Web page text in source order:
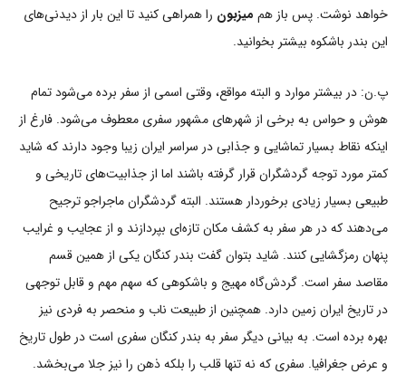
خواهد نوشت. پس باز هم میزبون را همراهی کنید تا این بار از دیدنی‌های
این بندر باشکوه بیشتر بخوانید.
پ.ن: در بیشتر موارد و البته مواقع، وقتی اسمی از سفر برده می‌شود تمام
هوش و حواس‌ به برخی از شهرهای مشهور سفری معطوف می‌شود. فارغ از
اینکه نقاط بسیار تماشایی و جذابی در سراسر ایران زیبا وجود دارند که شاید
کمتر مورد توجه گردشگران قرار گرفته باشند اما از جذابیت‌های تاریخی و
طبیعی بسیار زیادی برخوردار هستند. البته گردشگران ماجراجو ترجیح
می‌دهند که در هر سفر به کشف مکان تازه‌ای بپردازند و از عجایب و غرایب
پنهان رمزگشایی کنند. شاید بتوان گفت بندر کنگان یکی از همین قسم
مقاصد سفر است. گردش‌گاه مهیج و باشکوهی که سهم مهم و قابل توجهی
در تاریخ ایران زمین دارد. همچنین از طبیعت ناب و منحصر به فردی نیز
بهره برده است. به بیانی دیگر سفر به بندر کنگان سفری است در طول تاریخ
و عرض جغرافیا. سفری که نه تنها قلب را بلکه ذهن را نیز جلا می‌بخشد.